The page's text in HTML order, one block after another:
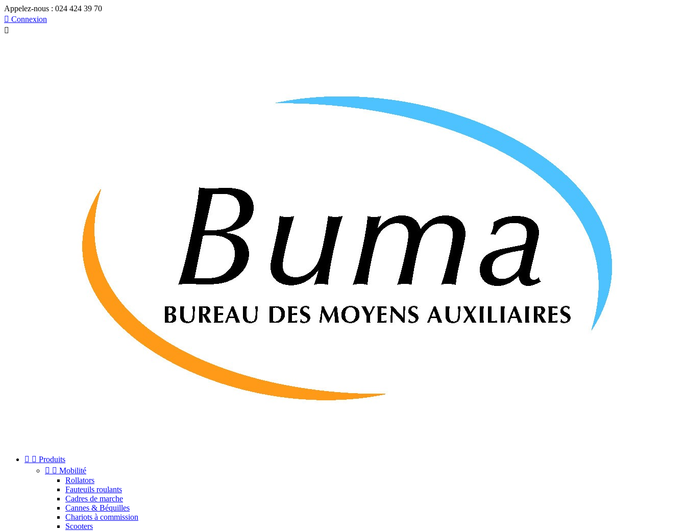
Appelez-nous : 024 424 39 70
 Connexion

  Produits
  Mobilité
Rollators
Fauteuils roulants
Cadres de marche
Cannes & Béquilles
Chariots à commission
Scooters